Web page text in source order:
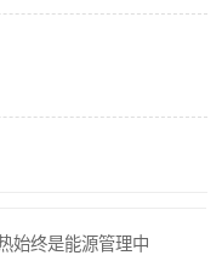
始终是能源管理中